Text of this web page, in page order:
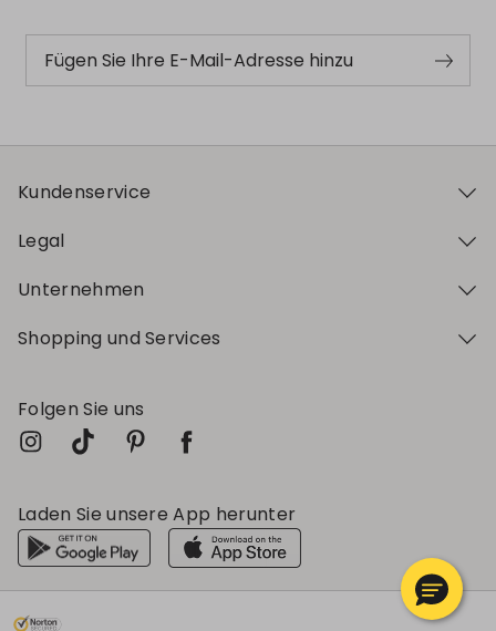
Fügen Sie Ihre E-Mail-Adresse hinzu
Kundenservice
Legal
Unternehmen
Shopping und Services
Folgen Sie uns
Laden Sie unsere App herunter